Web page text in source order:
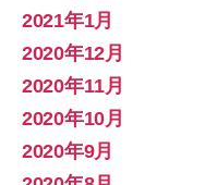
2021年1月
2020年12月
2020年11月
2020年10月
2020年9月